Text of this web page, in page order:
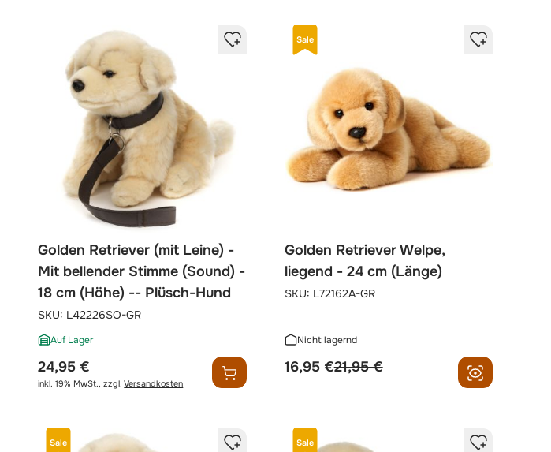
Golden Retriever (mit Leine) -
Mit bellender Stimme (Sound) -
18 cm (Höhe) -- Plüsch-Hund
SKU: L42226SO-GR
24,95 €
inkl. 19% MwSt.,zzgl.Versandkosten
Auf Lager
Sale
Golden Retriever Welpe,
liegend - 24 cm (Länge)
SKU: L72162A-GR
sonderpreis
16,95 €regulärer preis
21,95 €
Nicht lagernd
Sale Sale